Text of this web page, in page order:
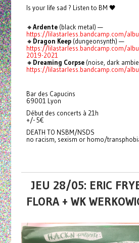
Is your life sad ? Listen to BM 🖤
🔸Ardente(black metal) —
https://lilastarless.bandcamp.com/
🔸 Dragon Keep(dungeonsynth) —
https://lilastarless.bandcamp.com/
2019-2021
🔸 Dreaming Corpse(noise, dark
https://lilastarless.bandcamp.com/
Bar des Capucins
69001 Lyon
Début des concerts à 21h
+/- 5€
DEATH TO NSBM/NSDS
no racism, sexism or homo/
JEU 28/05: ERIC
FLORA + WK